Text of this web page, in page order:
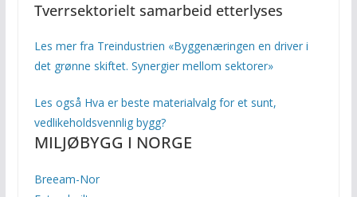
Tverrsektorielt samarbeid etterlyses
Les mer fra Treindustrien «Byggenæringen en driver i
det grønne skiftet. Synergier mellom sektorer»
Les også Hva er beste materialvalg for et sunt,
vedlikeholdsvennlig bygg?
MILJØBYGG I NORGE
Breeam-Nor